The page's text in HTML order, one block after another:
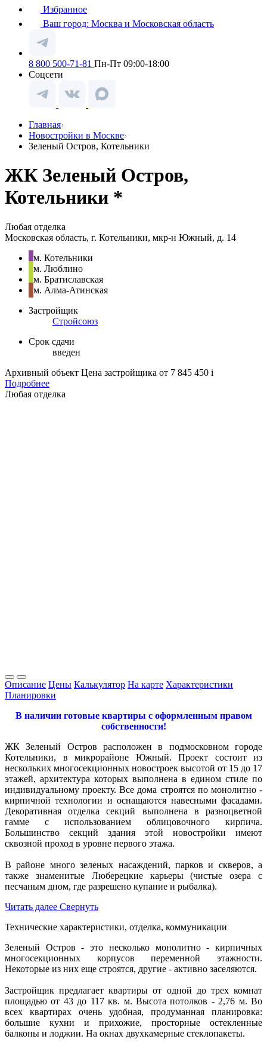
Избранное
Ваш город: Москва и Московская область
8 800 500-71-81 Пн-Пт 09:00-18:00
Соцсети
Главная
Новостройки в Москве
Зеленый Остров, Котельники
ЖК Зеленый Остров,
Котельники *
Любая отделка
Московская область, г. Котельники, мкр-н Южный, д. 14
м. Котельники
м. Люблино
м. Братиславская
м. Алма-Атинская
Застройщик
Стройсоюз
Срок сдачи
введен
Архивный объект Цена застройщика от 7 845 450 i
Подробнее
Любая отделка
Описание Цены Калькулятор На карте Характеристики
Планировки
В наличии готовые квартиры с оформленным правом
собственности!
ЖК Зеленый Остров расположен в подмосковном городе
Котельники, в микрорайоне Южный. Проект состоит из
нескольких многосекционных новостроек высотой от 15 до 17
этажей, архитектура которых выполнена в едином стиле по
индивидуальному проекту. Все дома строятся по монолитно -
кирпичной технологии и оснащаются навесными фасадами.
Декоративная отделка секций выполнена в разноцветной
гамме с использованием облицовочного кирпича.
Большинство секций здания этой новостройки имеют
сквозной проход в уровне первого этажа.
В районе много зеленых насаждений, парков и скверов, а
также знаменитые Люберецкие карьеры (чистые озера с
песчаным дном, где разрешено купание и рыбалка).
Читать далее Свернуть
Технические характеристики, отделка, коммуникации
Зеленый Остров - это несколько монолитно - кирпичных
многосекционных корпусов переменной этажности.
Некоторые из них еще строятся, другие - активно заселяются.
Застройщик предлагает квартиры от одной до трех комнат
площадью от 43 до 117 кв. м. Высота потолков - 2,76 м. Во
всех квартирах очень удобная, продуманная планировка:
большие кухни и прихожие, просторные остекленные
балконы и лоджии. На окнах двухкамерные стеклопакеты.